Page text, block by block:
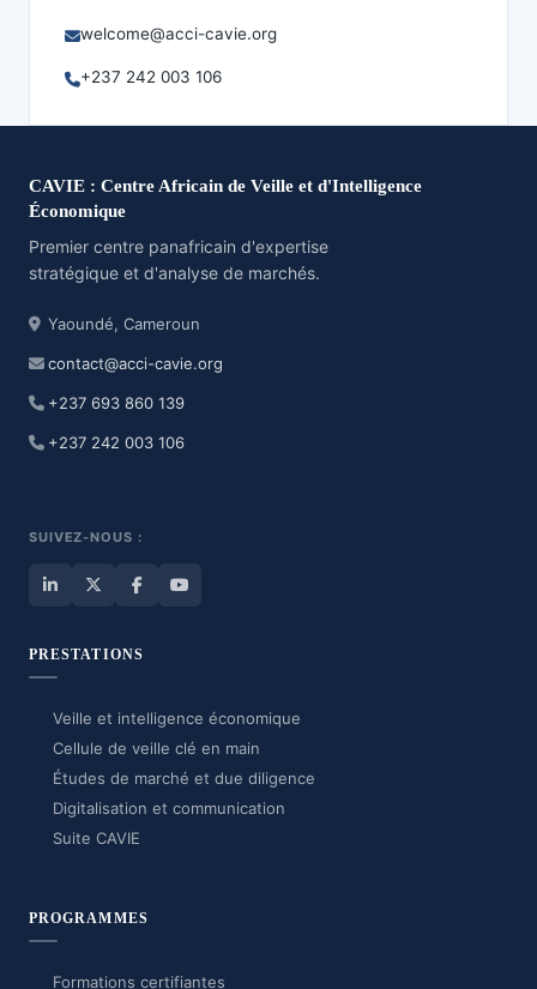
welcome@acci-cavie.org
+237 242 003 106
CAVIE : Centre Africain de Veille et d'Intelligence
Économique
Premier centre panafricain d'expertise
stratégique et d'analyse de marchés.
Yaoundé, Cameroun
contact@acci-cavie.org
+237 693 860 139
+237 242 003 106
SUIVEZ-NOUS :
PRESTATIONS
Veille et intelligence économique
Cellule de veille clé en main
Études de marché et due diligence
Digitalisation et communication
Suite CAVIE
PROGRAMMES
Formations certifiantes